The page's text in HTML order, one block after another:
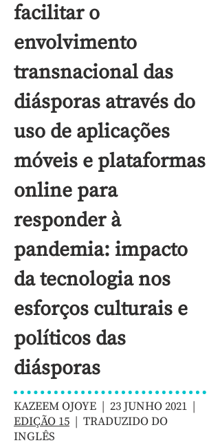
facilitar o
envolvimento
transnacional das
diásporas através do
uso de aplicações
móveis e plataformas
online para
responder à
pandemia: impacto
da tecnologia nos
esforços culturais e
políticos das
diásporas
KAZEEM OJOYE | 23 JUNHO 2021 |
EDIÇÃO 15 | TRADUZIDO DO
INGLÊS